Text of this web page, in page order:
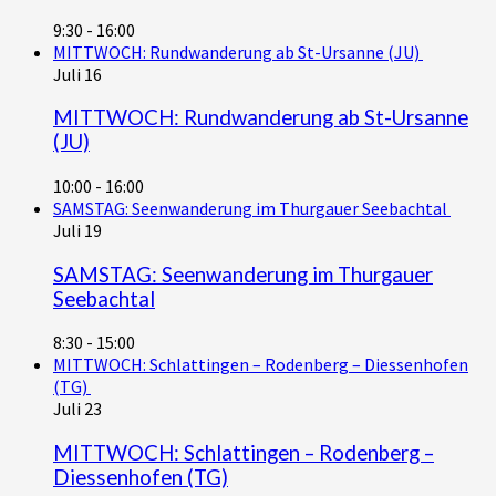
9:30 - 16:00
MITTWOCH: Rundwanderung ab St-Ursanne (JU)
Juli 16
MITTWOCH: Rundwanderung ab St-Ursanne
(JU)
10:00 - 16:00
SAMSTAG: Seenwanderung im Thurgauer Seebachtal
Juli 19
SAMSTAG: Seenwanderung im Thurgauer
Seebachtal
8:30 - 15:00
MITTWOCH: Schlattingen – Rodenberg – Diessenhofen
(TG)
Juli 23
MITTWOCH: Schlattingen – Rodenberg –
Diessenhofen (TG)